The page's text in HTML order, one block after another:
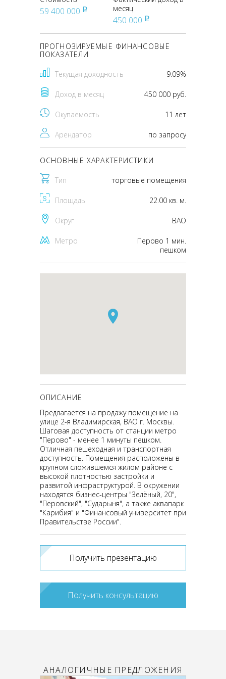
59 400 000 pуб
месяц
450 000 pуб
ПРОГНОЗИРУЕМЫЕ ФИНАНСОВЫЕ
ПОКАЗАТЕЛИ
Текущая доходность 9.09%
Доход в месяц 450 000 руб.
Окупаемость 11 лет
Арендатор по запросу
ОСНОВНЫЕ ХАРАКТЕРИСТИКИ
Тип торговые помещения
Площадь 22.00 кв. м.
Округ ВАО
Метро
Перово 1 мин.
пешком
ОПИСАНИЕ
Предлагается на продажу помещение на
улице 2-я Владимирская, ВАО г. Москвы.
Шаговая доступность от станции метро
"Перово" - менее 1 минуты пешком.
Отличная пешеходная и транспортная
доступность. Помещения расположены в
крупном сложившемся жилом районе с
высокой плотностью застройки и
развитой инфраструктурой. В окружении
находятся бизнес-центры "Зелёный, 20",
"Перовский", "Сударыня", а также аквапарк
"Карибия" и "Финансовый университет при
Правительстве России".
Получить презентацию
Получить консультацию
АНАЛОГИЧНЫЕ ПРЕДЛОЖЕНИЯ